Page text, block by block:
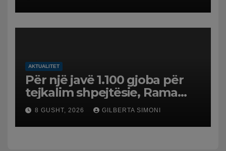
AKTUALITET
Për një javë 1.100 gjoba për
tejkalim shpejtësie, Rama
publikon videon: Kamerat e
trafikut së shpejti në
funksion
8 GUSHT, 2026 GILBERTA SIMONI